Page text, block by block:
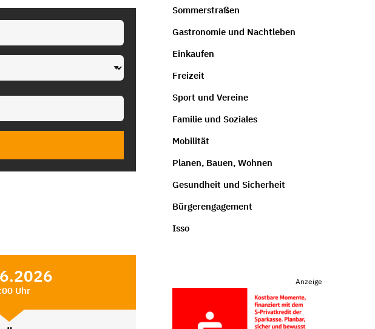
Uhr
Sommerstraßen
Gastronomie und Nachtleben
Einkaufen
Freizeit
Sport und Vereine
Familie und Soziales
Mobilität
Planen, Bauen, Wohnen
Gesundheit und Sicherheit
Bürgerengagement
Isso
Anzeige